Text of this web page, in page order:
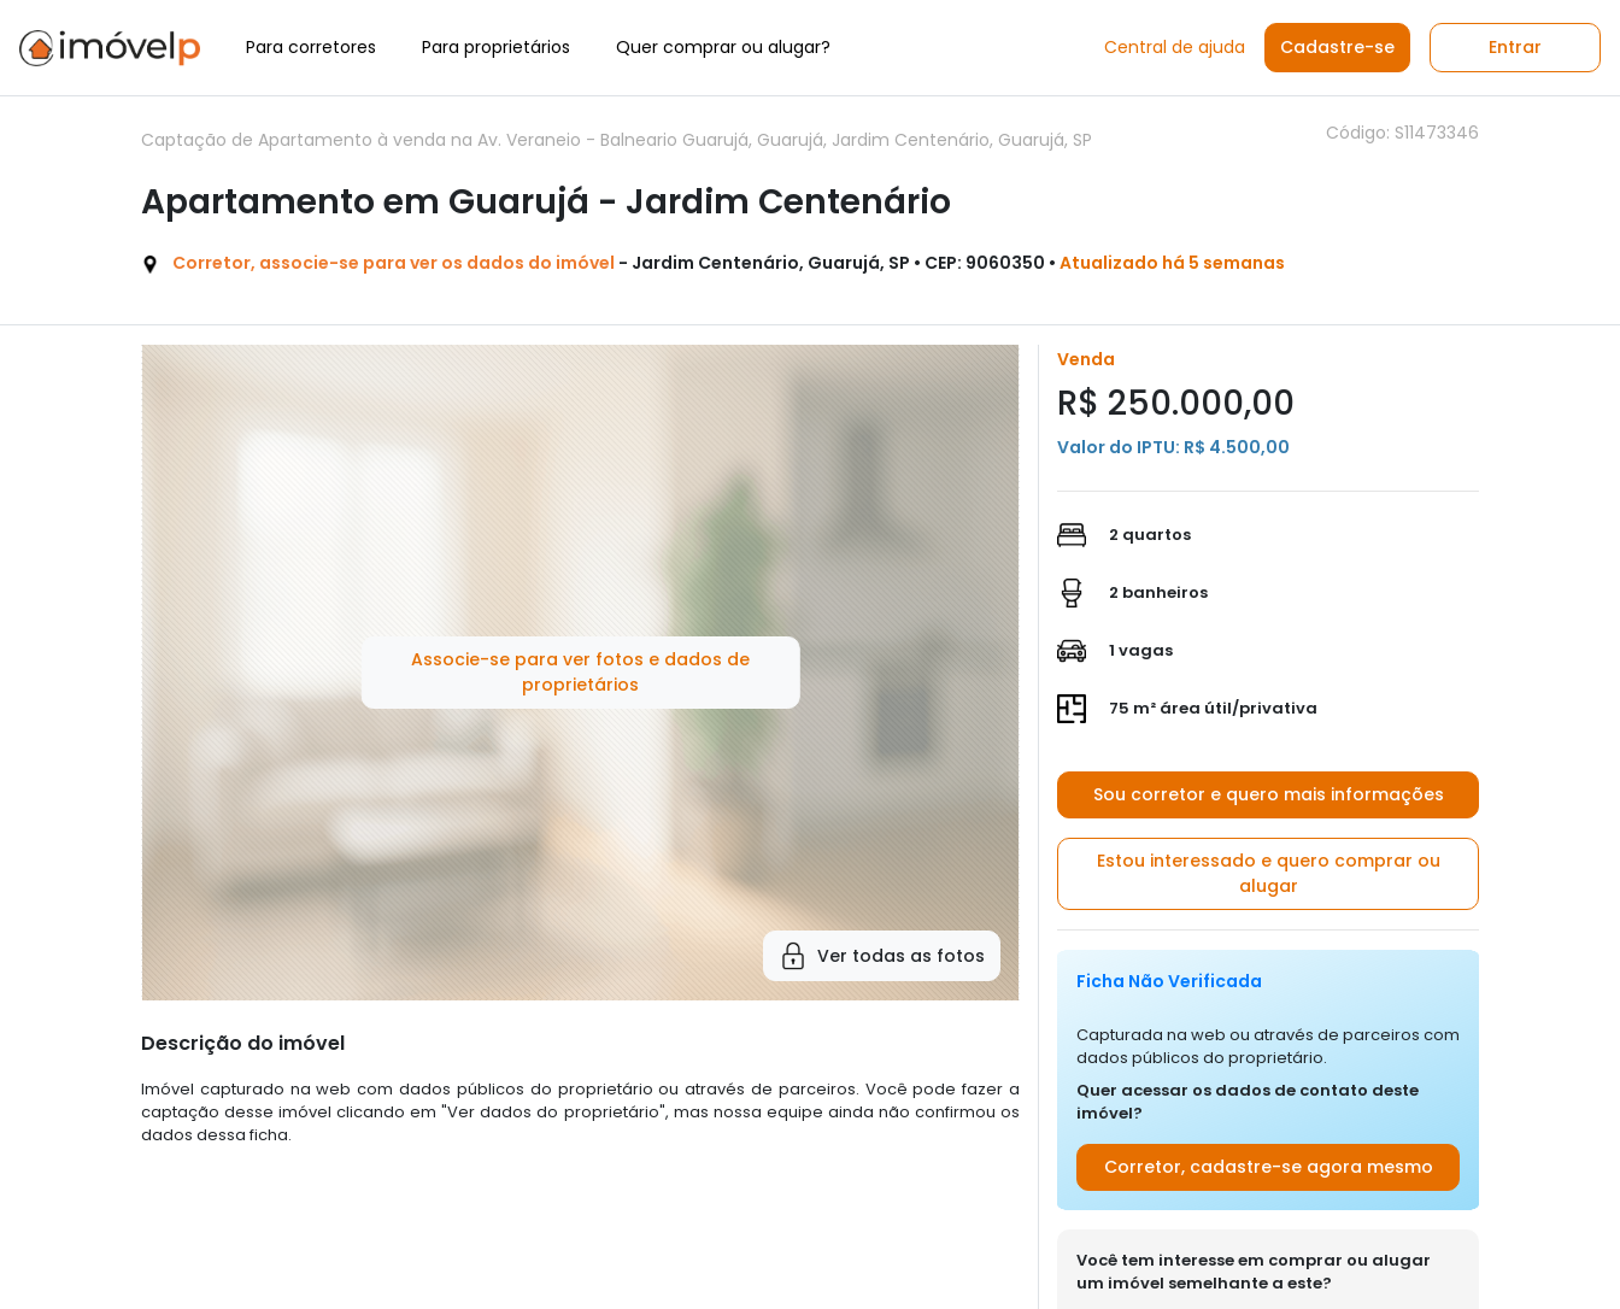
Para corretores Para proprietários Quer comprar ou alugar? Central de ajuda Cadastre-se Entrar
Captação de Apartamento à venda na Av. Veraneio - Balneario Guarujá, Guarujá, Jardim Centenário, Guarujá, SP Código: S11473346
Apartamento em Guarujá - Jardim Centenário
Corretor, associe-se para ver os dados do imóvel - Jardim Centenário, Guarujá, SP • CEP: 9060350 • Atualizado há 5 semanas
Associe-se para ver fotos e dados de
proprietários
Ver todas as fotos
Descrição do imóvel
Imóvel capturado na web com dados públicos do proprietário ou através de parceiros. Você pode fazer a
captação desse imóvel clicando em "Ver dados do proprietário", mas nossa equipe ainda não confirmou os
dados dessa ficha.
Venda
R$ 250.000,00
Valor do IPTU: R$ 4.500,00
2 quartos
2 banheiros
1 vagas
75 m² área útil/privativa
Sou corretor e quero mais informações
Estou interessado e quero comprar ou
alugar
Ficha Não Verificada
Capturada na web ou através de parceiros com
dados públicos do proprietário.
Quer acessar os dados de contato deste
imóvel?
Corretor, cadastre-se agora mesmo
Você tem interesse em comprar ou alugar
um imóvel semelhante a este?